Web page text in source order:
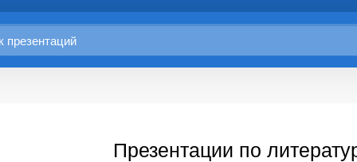
Презентации по